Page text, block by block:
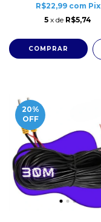
R$22,99 com Pix
5 x de R$5,74
20%
OFF